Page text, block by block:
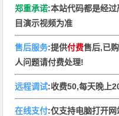
郑重承诺:本站代码都是经
目演示视频为准
售后服务:提供付费售后,已
人问题请付费处理!
远程调试:收费50,每天晚上
在线支付:仅支持电脑打开